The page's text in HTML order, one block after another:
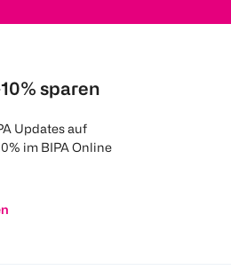
sparen
Updates auf
im BIPA Online